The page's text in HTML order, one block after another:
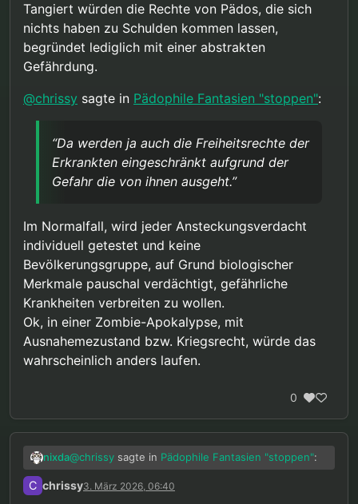
Tangiert würden die Rechte von Pädos, die sich
nichts haben zu Schulden kommen lassen,
begründet lediglich mit einer abstrakten
Gefährdung.
@chrissy sagte in Pädophile Fantasien "stoppen":
“Da werden ja auch die Freiheitsrechte der
Erkrankten eingeschränkt aufgrund der
Gefahr die von ihnen ausgeht.”
Im Normalfall, wird jeder Ansteckungsverdacht
individuell getestet und keine
Bevölkerungsgruppe, auf Grund biologischer
Merkmale pauschal verdächtigt, gefährliche
Krankheiten verbreiten zu wollen.
Ok, in einer Zombie-Apokalypse, mit
Ausnahemezustand bzw. Kriegsrecht, würde das
wahrscheinlich anders laufen.
0
nixda@chrissy sagte in Pädophile Fantasien "stoppen":
C chrissy3. März 2026, 06:40